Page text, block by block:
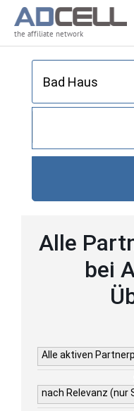
the affiliate network
Alle
bei
Alle aktiven
nach Relevanz